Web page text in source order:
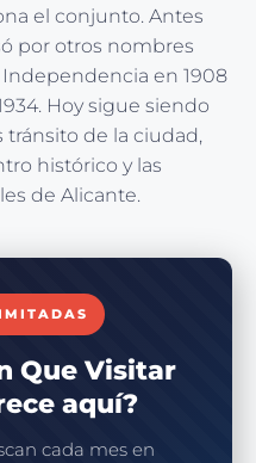
el conjunto. Antes
por otros nombres
Independencia en 1908
Hoy sigue siendo
de la ciudad,
histórico y las
de Alicante.
Que Visitar
aquí?
cada mes en